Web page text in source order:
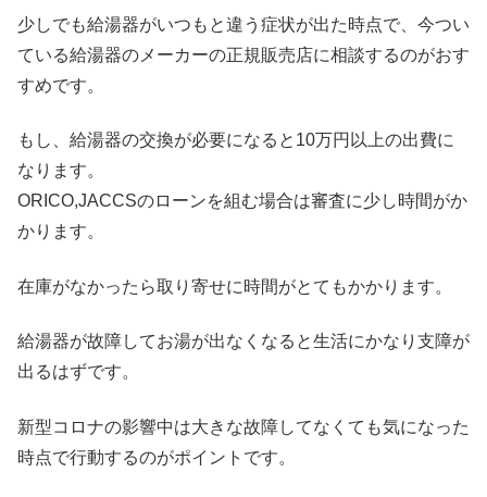
少しでも給湯器がいつもと違う症状が出た時点で、今つい
ている給湯器のメーカーの正規販売店に相談するのがおす
すめです。
もし、給湯器の交換が必要になると10万円以上の出費に
なります。
ORICO,JACCSのローンを組む場合は審査に少し時間がか
かります。
在庫がなかったら取り寄せに時間がとてもかかります。
給湯器が故障してお湯が出なくなると生活にかなり支障が
出るはずです。
新型コロナの影響中は大きな故障してなくても気になった
時点で行動するのがポイントです。